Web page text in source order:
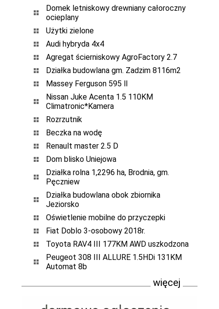
Domek letniskowy drewniany całoroczny
ocieplany
Użytki zielone
Audi hybryda 4x4
Agregat ścierniskowy AgroFactory 2.7
Działka budowlana gm. Zadzim 8116m2
Massey Ferguson 595 ll
Nissan Juke Acenta 1.5 110KM
Climatronic*Kamera
Rozrzutnik
Beczka na wodę
Renault master 2.5 D
Dom blisko Uniejowa
Działka rolna 1,2296 ha, Brodnia, gm.
Pęczniew
Działka budowlana obok zbiornika
Jeziorsko
Oświetlenie mobilne do przyczepki
Fiat Doblo 3-osobowy 2018r.
Toyota RAV4 III 177KM AWD uszkodzona
Peugeot 308 III ALLURE 1.5HDi 131KM
Automat 8b
więcej